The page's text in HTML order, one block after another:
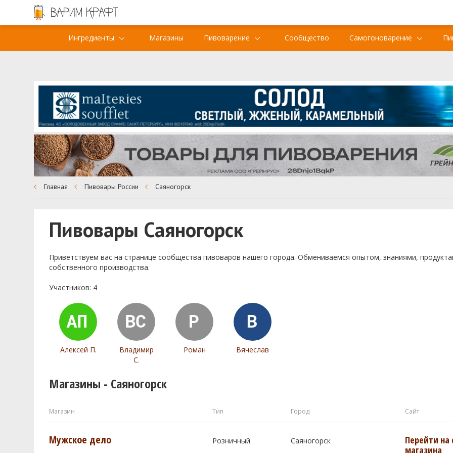
Ингредиенты Магазины Пивоварение Сообщество Самогоноварение
Главная Пивовары России Саяногорск
Пивовары Саяногорск
Приветствуем ваc на странице сообщества пивоваров нашего города. Обмениваемся опытом, знаниями,
собственного производства.
Участников: 4
Алексей П.
Владимир
С.
Роман Вячеслав
Магазины - Саяногорск
Магазин Тип Город Сайт
Мужское дело Розничный Саяногорск
Перейти на
магазина